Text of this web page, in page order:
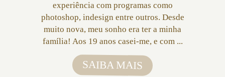
experiência com programas como
photoshop, indesign entre outros. Desde
muito nova, meu sonho era ter a minha
família! Aos 19 anos casei-me, e com ...
SAIBA MAIS